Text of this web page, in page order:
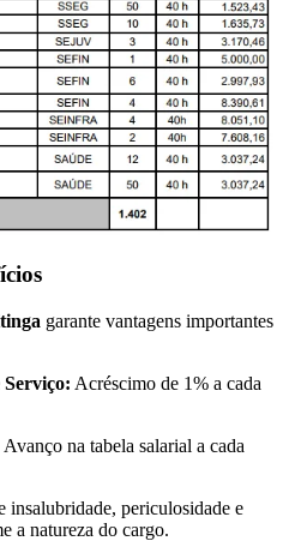
garante vantagens importantes
Acréscimo de 1% a cada
Avanço na tabela salarial a cada
insalubridade, periculosidade e
a natureza do cargo.